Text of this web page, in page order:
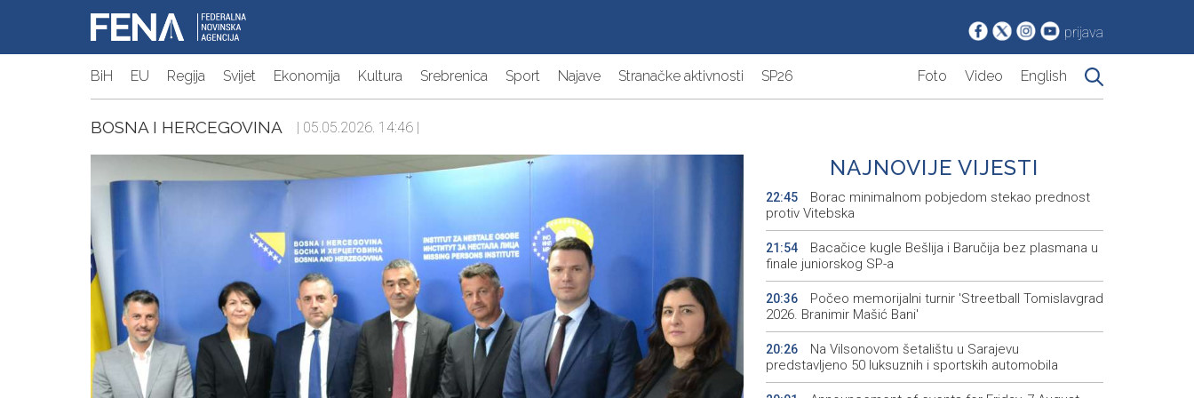
prijava
BiH EU Regija Svijet Ekonomija Kultura Srebrenica Sport Najave Stranačke aktivnosti SP26 Foto Video English
BOSNA I HERCEGOVINA | 05.05.2026. 14:46 |
NAJNOVIJE VIJESTI
22:45
Borac minimalnom pobjedom stekao prednost
protiv Vitebska
21:54
Bacačice kugle Bešlija i Baručija bez plasmana u
finale juniorskog SP-a
20:36
Počeo memorijalni turnir 'Streetball Tomislavgrad
2026. Branimir Mašić Bani'
20:26
Na Vilsonovom šetalištu u Sarajevu
predstavljeno 50 luksuznih i sportskih automobila